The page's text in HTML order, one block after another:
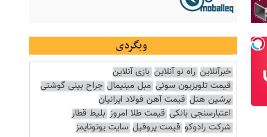
وبگردی
خبرآنلاین راه نو آنلاین بازی آنلاین
قیمت تلویزیون سونی مبل مینیمال جراح بینی گوشتی
پرشین هتل قیمت آهن فولاد ایرانیان
اعتبارسنجی بانکی قیمت طلا امروز بلیط قطار
شرکت رادوکو قیمت پروفیل سایت یوتوتایمز